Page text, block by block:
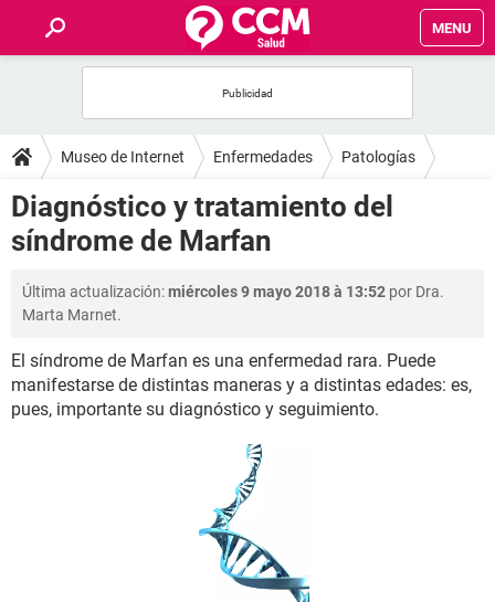
MENU
FOROS
SALUD
FAMILIA
NUTRICIÓN
BIENESTAR
SEXUALIDAD
Museo de Internet Enfermedades Patologías
Diagnóstico y tratamiento del
síndrome de Marfan
Última actualización:miércoles 9 mayo 2018 à 13:52 por Dra.
Marta Marnet.
El síndrome de Marfan es una enfermedad rara. Puede
manifestarse de distintas maneras y a distintas edades: es,
pues, importante su diagnóstico y seguimiento.